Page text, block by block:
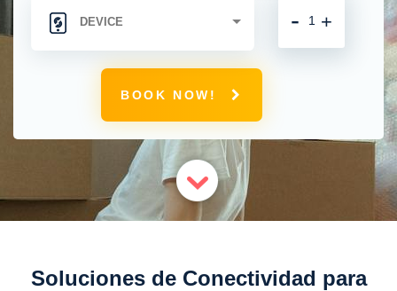
+
-
BOOK NOW!
Soluciones de Conectividad para